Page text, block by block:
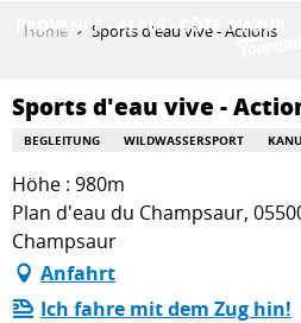
principal
ENTDECKEN
AKTIVITÄTEN
AUFENTHALT
Home Sports d'eau vive - Actions
Sports d'eau vive -
BEGLEITUNG WILDWASSERSPORT KANU
Höhe : 980m
Plan d'eau du Champsaur,
Champsaur
Anfahrt
Ich fahre mit dem Zug hin!